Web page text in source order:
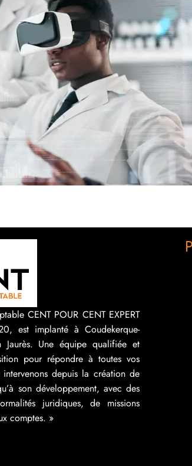
CENT POUR CENT EXPERT
est implanté à Coudekerque-
Jaurès. Une équipe qualifiée et
pour répondre à toutes vos
depuis la création de
son développement, avec des
juridiques, de missions
comptes. »